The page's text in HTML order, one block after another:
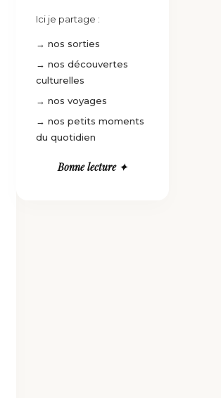
Ici je partage :
→ nos sorties
→ nos découvertes
culturelles
→ nos voyages
→ nos petits moments
du quotidien
Bonne lecture ✦